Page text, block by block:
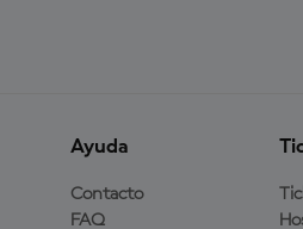
Ayuda
Contacto
FAQ